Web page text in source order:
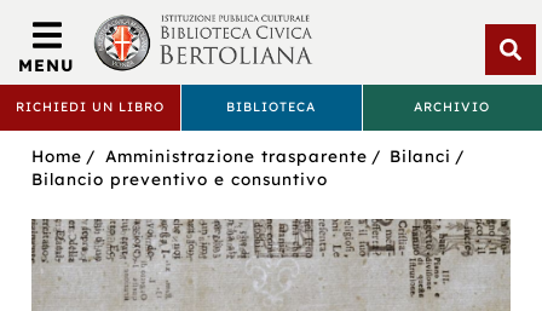
BIBLIOTECA
CIVICA
BERTOLIANA
RICHIEDI UN LIBRO BIBLIOTECA ARCHIVIO
MENU
Bertoliana
Sei
in:
Home Amministrazione trasparente
Bilanci
Bilancio preventivo e consuntivo